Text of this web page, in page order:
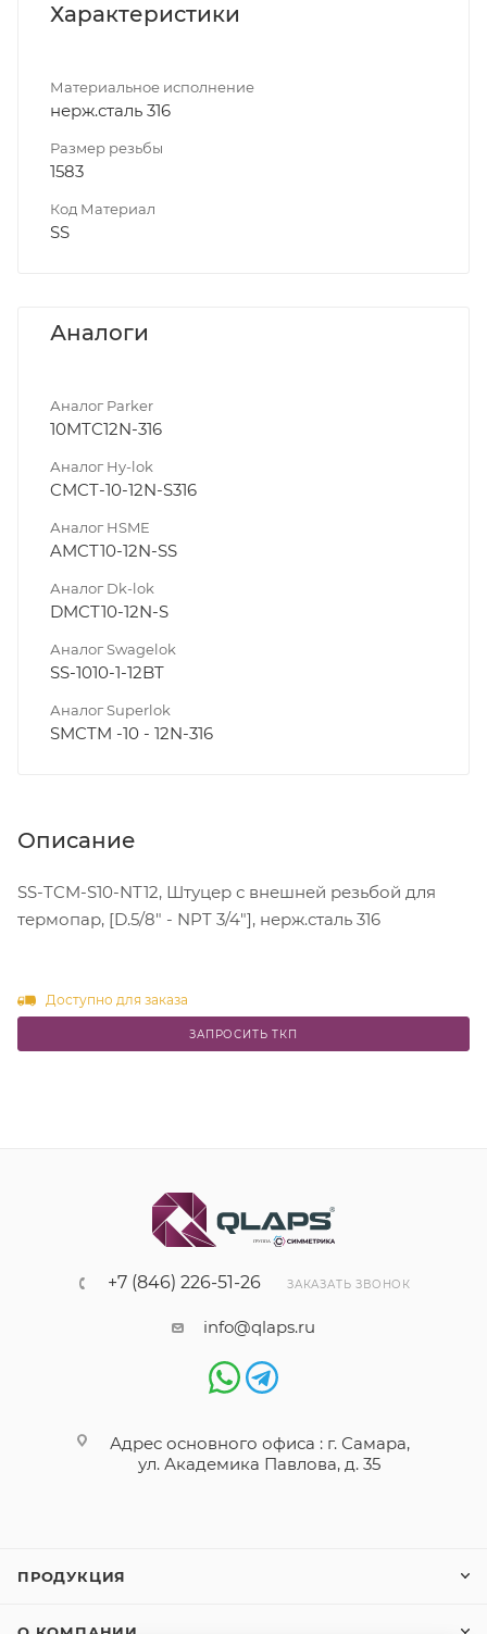
Характеристики
Материальное исполнение
нерж.сталь 316
Размер резьбы
1583
Код Материал
SS
Аналоги
Аналог Parker
10MTC12N-316
Аналог Hy-lok
CMCT-10-12N-S316
Аналог HSME
AMCT10-12N-SS
Аналог Dk-lok
DMCT10-12N-S
Аналог Swagelok
SS-1010-1-12BT
Аналог Superlok
SMCTM -10 - 12N-316
Описание
SS-TCM-S10-NT12, Штуцер с внешней резьбой для
термопар, [D.5/8" - NPT 3/4"], нерж.сталь 316
Доступно для заказа
ЗАПРОСИТЬ ТКП
+7 (846) 226-51-26 ЗАКАЗАТЬ ЗВОНОК
info@qlaps.ru
Адрес основного офиса : г. Самара,
ул. Академика Павлова, д. 35
ПРОДУКЦИЯ